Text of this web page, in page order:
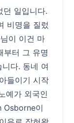
던 일입니다.
비명을 질렀
이 이건 마
부터 그 유명
다. 동네 여
들이기 시작
예가 외국인
Osborne이